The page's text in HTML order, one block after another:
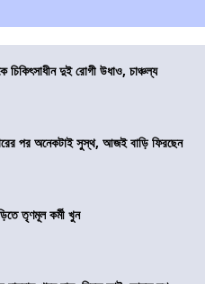
দুই রোগী উধাও, চাঞ্চল্য
পর অনেকটাই সুস্থ, আজই বাড়ি ফিরছেন
তৃণমূল কর্মী খুন